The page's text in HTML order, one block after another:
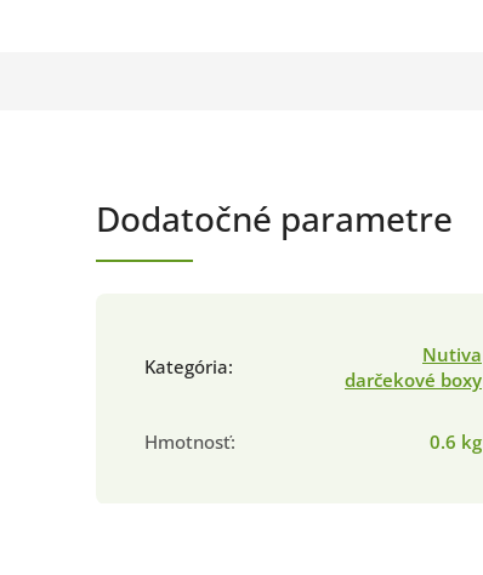
Dodatočné parametre
Kategória:
Nutiva
darčekové boxy
Hmotnosť: 0.6 kg